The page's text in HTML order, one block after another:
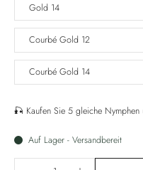
Gold 14
Courbé Gold 12
Courbé Gold 14
🎣 Kaufen Sie 5 gleiche Nymphen
Auf Lager - Versandbereit